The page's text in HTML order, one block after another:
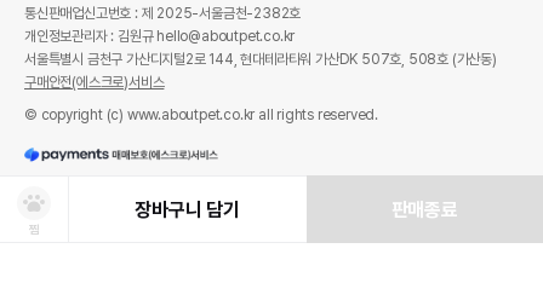
찜
장바구니 담기 판매종료
통신판매업신고번호 : 제 2025-서울금천-2382호
개인정보관리자 : 김원규 hello@aboutpet.co.kr
서울특별시 금천구 가산디지털2로 144, 현대테라타워 가산DK 507호, 508호 (가산동)
구매안전(에스크로)서비스
© copyright (c) www.aboutpet.co.kr all rights reserved.